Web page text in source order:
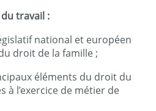
travail :
national et européen
droit de la famille ;
éléments du droit du
à l’exercice de métier de